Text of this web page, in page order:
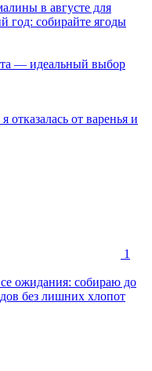
в августе для
год: собирайте ягоды
— идеальный выбор
отказалась от варенья и
1
ожидания: собираю до
без лишних хлопот